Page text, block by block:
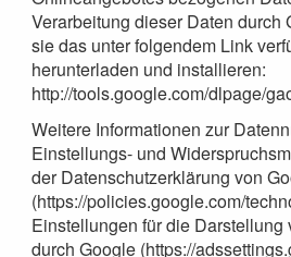
Verarbeitung dieser Daten durch
sie das unter folgendem Link
herunterladen und installieren:
http://tools.google.com/dlpage/
Weitere Informationen zur
Einstellungs- und
der Datenschutzerklärung von
(https://policies.google.com/
Einstellungen für die
durch Google (https://